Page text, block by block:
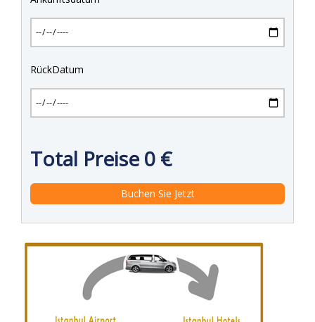
RückDatum
Total Preise0 €